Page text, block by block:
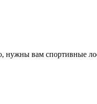
нужны вам спортивные